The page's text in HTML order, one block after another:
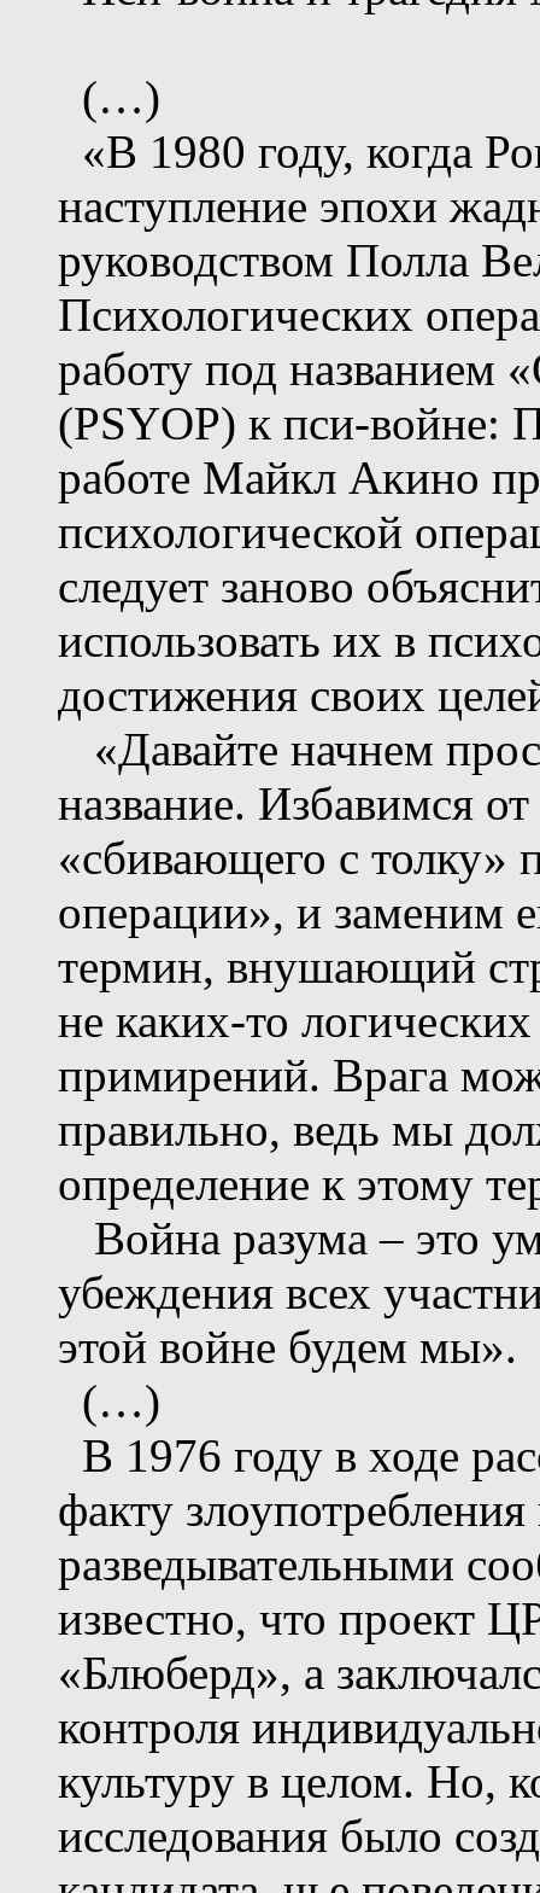
(…)
«В 1980 году, когда
наступление эпохи
руководством Полла
Психологических
работу под названием
(PSYOP) к пси-войне:
работе Майкл Акино
психологической
следует заново
использовать их в
достижения своих
«Давайте начнем
название. Избавимся
«сбивающего с толку»
операции», и заменим
термин, внушающий
не каких-то
примирений. Врага
правильно, ведь мы
определение к этому
Война разума – это
убеждения всех
этой войне будем мы».
(…)
В 1976 году в ходе
факту
разведывательными
известно, что проект
«Блюберд», а
контроля
культуру в целом. Но,
исследования было